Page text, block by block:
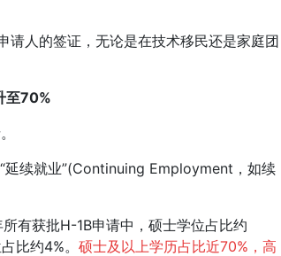
人的签证，无论是在技术移民还是家庭团
至70%
续就业”(Continuing Employment，如续
获批H-1B申请中，硕士学位占比约
比约4%。 硕士及以上学历占比近70%，高